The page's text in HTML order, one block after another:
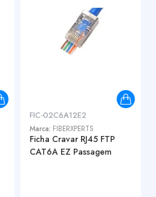
FIC-02C6A12E2
Marca: FIBERXPERTS
Ficha Cravar RJ45 FTP
CAT6A EZ Passagem